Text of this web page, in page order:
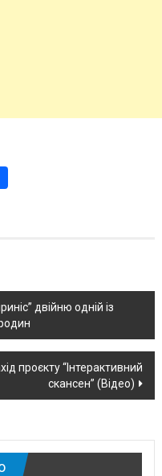
двійню одній із
проєкту “Інтерактивний
скансен” (Відео)